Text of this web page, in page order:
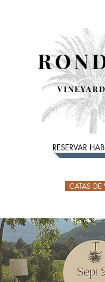
RESERVAR
CATAS